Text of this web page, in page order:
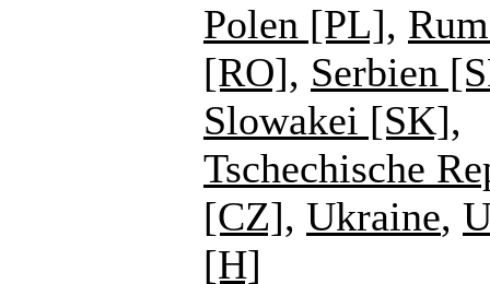
Polen [PL],
[RO], Serbien
Slowakei [SK],
Tschechische
[CZ], Ukraine,
[H]